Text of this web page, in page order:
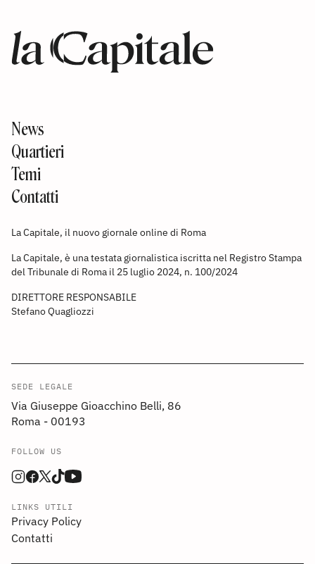
News
Quartieri
Temi
Contatti
La Capitale, il nuovo giornale online di Roma
La Capitale, è una testata giornalistica iscritta nel Registro Stampa
del Tribunale di Roma il 25 luglio 2024, n. 100/2024
DIRETTORE RESPONSABILE
Stefano Quagliozzi
SEDE LEGALE
Via Giuseppe Gioacchino Belli, 86
Roma - 00193
FOLLOW US
LINKS UTILI
Privacy Policy
Contatti